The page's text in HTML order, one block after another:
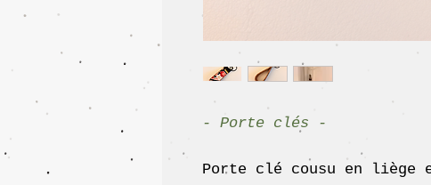
- Porte clés -
Porte clé cousu en liège